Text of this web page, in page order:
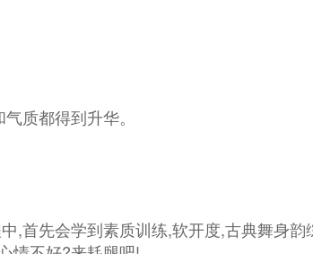
质都得到升华。
,首先会学到素质训练,软开度,古典舞身